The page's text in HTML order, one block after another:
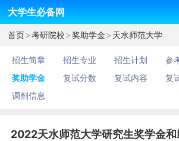
大学生必备网
首页>考研院校>奖助学金>天水师范大学
招生简章 招生专业 招生计划 参
奖助学金
复试分数 复试内容 复
调剂信息
2022天水师范大学研究生奖学金和